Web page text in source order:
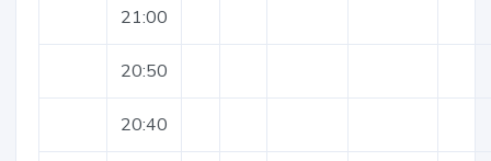
21:00
20:50
20:40